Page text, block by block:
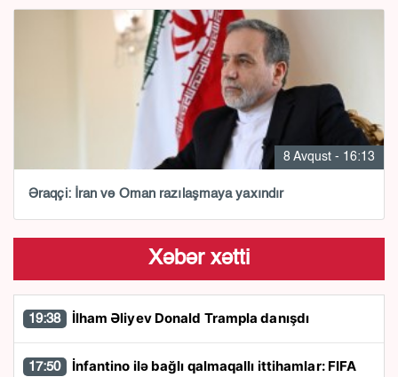
8 Avqust - 16:13
Əraqçi: İran və Oman razılaşmaya yaxındır
Xəbər xətti
19:38 İlham Əliyev Donald Trampla danışdı
17:50